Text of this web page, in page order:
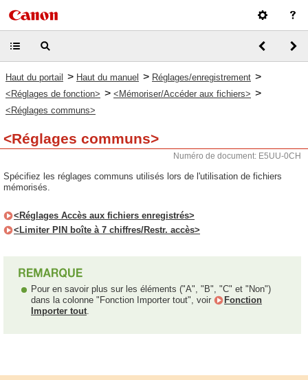
Haut du portail > Haut du manuel > Réglages/enregistrement >
<Réglages de fonction> > <Mémoriser/Accéder aux fichiers> >
<Réglages communs>
<Réglages communs>
Numéro de document: E5UU-0CH
Spécifiez les réglages communs utilisés lors de l'utilisation de fichiers
mémorisés.
<Réglages Accès aux fichiers enregistrés>
<Limiter PIN boîte à 7 chiffres/Restr. accès>
Pour en savoir plus sur les éléments ("A", "B", "C" et "Non")
dans la colonne "Fonction Importer tout", voir
Fonction
Importer tout.